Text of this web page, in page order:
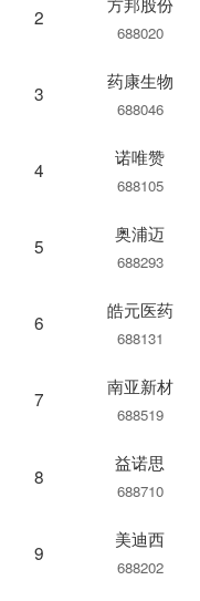
2
688020
3
药康生物
688046
4
诺唯赞
688105
5
奥浦迈
688293
6
皓元医药
688131
7
南亚新材
688519
8
益诺思
688710
9
美迪西
688202